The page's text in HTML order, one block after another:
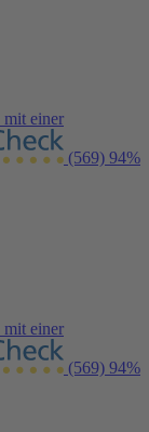
mit einer
(569) 94%
mit einer
(569) 94%